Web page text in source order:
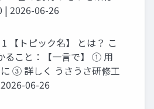
| 2026-06-26
【トピック名】 とは？ こ
ること：【一言で】 ① 用
③ 詳しく うさうさ研修工
06-26